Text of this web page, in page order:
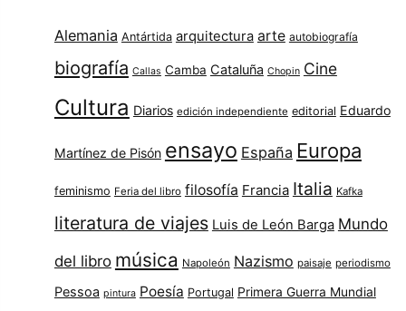
Alemania Antártida arquitectura arte autobiografía
biografía Callas Camba Cataluña Chopin Cine
Cultura Diarios edición independiente editorial Eduardo
Martínez de Pisón ensayo España Europa
feminismo Feria del libro filosofía Francia Italia Kafka
literatura de viajes Luis de León Barga Mundo
del libro música Napoleón Nazismo paisaje periodismo
Pessoa pintura Poesía Portugal Primera Guerra Mundial